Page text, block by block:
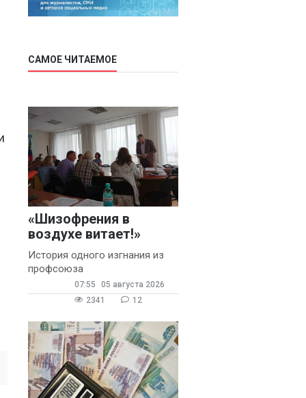
САМОЕ ЧИТАЕМОЕ
«Шизофрения в
воздухе витает!»
История одного изгнания из
профсоюза
07:55
05 августа 2026
2341
12